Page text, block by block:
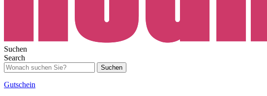
Suchen
Search
Suchen
Gutschein